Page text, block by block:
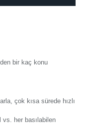
bir kaç konu
çok kısa sürede hızlı
her basılabilen